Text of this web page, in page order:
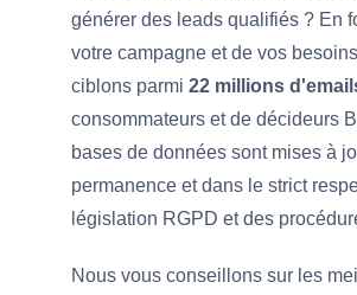
générer des leads qualifiés ? En
votre campagne et de vos
ciblons parmi 22 millions
consommateurs et de décideurs
bases de données sont mises à
permanence et dans le strict
législation RGPD et des
Nous vous conseillons sur les